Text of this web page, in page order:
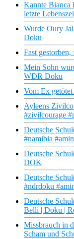
Kannte Bianca
letzte
Wurde Oury
Doku
Fast gestorben,
Mein Sohn
WDR Doku
Vom Ex
Ayleens
#zivilcourage
Deutsche
#namibia
Deutsche
DOK
Deutsche
#ndrdoku
Deutsche
Belli | Doku |
Missbrauch in
Scham und